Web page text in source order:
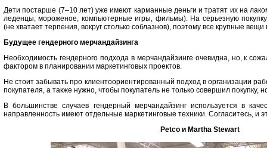
Дети постарше (7–10 лет) уже имеют карманные деньги и тратят их на
леденцы, мороженое, компьютерные игры, фильмы). На серьезную покупку
(не хватает терпения, вокруг столько соблазнов), поэтому все крупные
Будущее гендерного мерчандайзинга
Необходимость гендерного подхода в мерчандайзинге очевидна, но, к
фактором в планировании маркетинговых проектов.
Не стоит забывать про клиентоориентированный подход в организации
покупателя, а также нужно, чтобы покупатель не только совершил покупку,
В большинстве случаев гендерный мерчандайзинг используется в
направленность имеют отдельные маркетинговые техники. Согласитесь, и
Petco и Martha Stewart